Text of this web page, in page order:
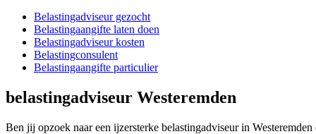
Belastingadviseur gezocht
Belastingaangifte laten doen
Belastingadviseur kosten
Belastingconsulent
Belastingaangifte particulier
belastingadviseur Westeremden
Ben jij opzoek naar een ijzersterke belastingadviseur in